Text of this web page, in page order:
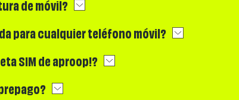
de móvil?
para cualquier teléfono móvil?
SIM de aproop!?